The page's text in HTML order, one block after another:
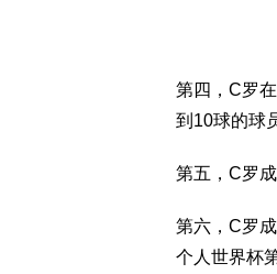
第四，C罗
到10球的球
第五，C罗
第六，C罗
个人世界杯